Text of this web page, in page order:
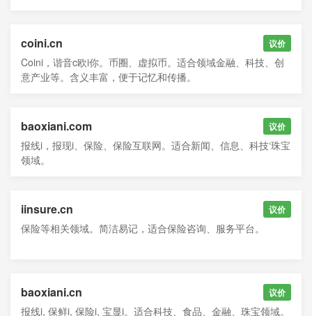
coini.cn
Coini，谐音c欧i你。币圈、虚拟币。适合领域金融、科技、创
意产业等。含义丰富，便于记忆和传播。
议价
baoxiani.com
报线i，报现i、保险、保险互联网。适合新闻、信息、科技‘珠宝
领域。
议价
iinsure.cn
保险等相关领域。简洁易记，适合保险咨询、服务平台。
议价
baoxiani.cn
报线i, 保鲜i, 保险i, 宝显i。适合科技、食品、金融、珠宝领域。
议价